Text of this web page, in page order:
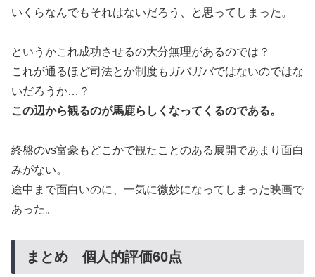
いくらなんでもそれはないだろう、と思ってしまった。
というかこれ成功させるの大分無理があるのでは？
これが通るほど司法とか制度もガバガバではないのではな
いだろうか…？
この辺から観るのが馬鹿らしくなってくるのである。
終盤のvs富豪もどこかで観たことのある展開であまり面白
みがない。
途中まで面白いのに、一気に微妙になってしまった映画で
あった。
まとめ 個人的評価60点